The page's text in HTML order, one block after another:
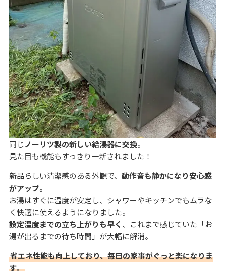
同じノーリツ製の新しい給湯器に交換。
見た目も機能もすっきり一新されました！
新品らしい清潔感のある外観で、 動作音も静かになり安心感
がアップ。
お湯はすぐに温度が安定し、シャワーやキッチンでもムラな
く快適に使えるようになりました。
設定温度までの立ち上がりも早く 、これまで感じていた「お
湯が出るまでの待ち時間」が大幅に解消。
省エネ性能も向上しており、毎日の家事がぐっと楽になりま
す。